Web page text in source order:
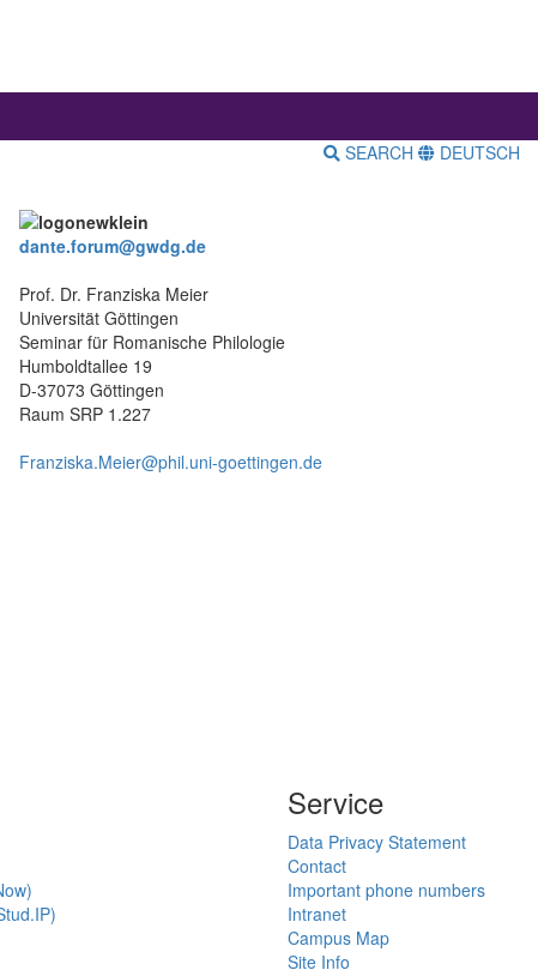
SEARCH DEUTSCH
dante.forum@gwdg.de
Prof. Dr. Franziska Meier
Universität Göttingen
Seminar für Romanische Philologie
Humboldtallee 19
D-37073 Göttingen
Raum SRP 1.227
Franziska.Meier@phil.uni-goettingen.de
Service
Data Privacy Statement
Contact
Important phone numbers
Intranet
Campus Map
Site Info